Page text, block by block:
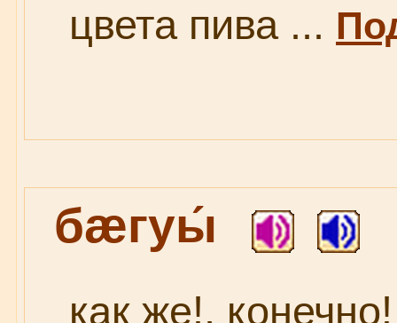
цвета пива ...
бæгуы́
как же!,